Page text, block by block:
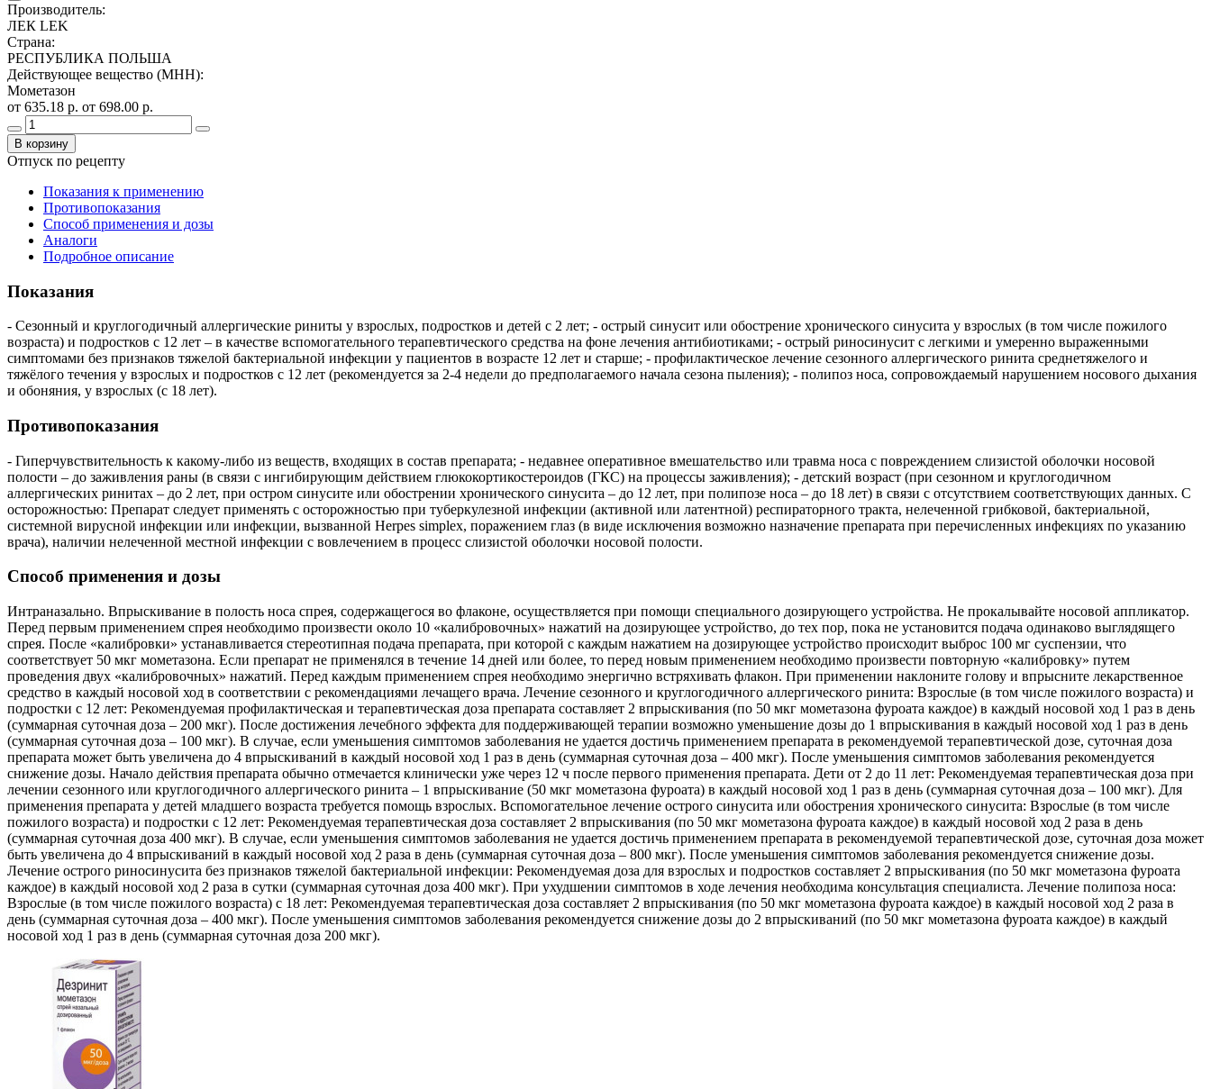
Производитель:
ЛЕК LEK
Страна:
РЕСПУБЛИКА ПОЛЬША
Действующее вещество (МНН):
Мометазон
от 635.18 р. от 698.00 р.
В корзину
Отпуск по рецепту
Показания к применению
Противопоказания
Способ применения и дозы
Аналоги
Подробное описание
Показания
- Сезонный и круглогодичный аллергические риниты у взрослых, подростков и детей с 2 лет; - острый синусит или обострение хронического синусита у взрослых (в том числе пожилого
возраста) и подростков с 12 лет – в качестве вспомогательного терапевтического средства на фоне лечения антибиотиками; - острый риносинусит с легкими и умеренно выраженными
симптомами без признаков тяжелой бактериальной инфекции у пациентов в возрасте 12 лет и старше; - профилактическое лечение сезонного аллергического ринита среднетяжелого и
тяжёлого течения у взрослых и подростков с 12 лет (рекомендуется за 2-4 недели до предполагаемого начала сезона пыления); - полипоз носа, сопровождаемый нарушением носового дыхания
и обоняния, у взрослых (с 18 лет).
Противопоказания
- Гиперчувствительность к какому-либо из веществ, входящих в состав препарата; - недавнее оперативное вмешательство или травма носа с повреждением слизистой оболочки носовой
полости – до заживления раны (в связи с ингибирующим действием глюкокортикостероидов (ГКС) на процессы заживления); - детский возраст (при сезонном и круглогодичном
аллергических ринитах – до 2 лет, при остром синусите или обострении хронического синусита – до 12 лет, при полипозе носа – до 18 лет) в связи с отсутствием соответствующих данных. С
осторожностью: Препарат следует применять с осторожностью при туберкулезной инфекции (активной или латентной) респираторного тракта, нелеченной грибковой, бактериальной,
системной вирусной инфекции или инфекции, вызванной Herpes simplex, поражением глаз (в виде исключения возможно назначение препарата при перечисленных инфекциях по указанию
врача), наличии нелеченной местной инфекции с вовлечением в процесс слизистой оболочки носовой полости.
Способ применения и дозы
Интраназально. Впрыскивание в полость носа спрея, содержащегося во флаконе, осуществляется при помощи специального дозирующего устройства. Не прокалывайте носовой аппликатор.
Перед первым применением спрея необходимо произвести около 10 «калибровочных» нажатий на дозирующее устройство, до тех пор, пока не установится подача одинаково выглядящего
спрея. После «калибровки» устанавливается стереотипная подача препарата, при которой с каждым нажатием на дозирующее устройство происходит выброс 100 мг суспензии, что
соответствует 50 мкг мометазона. Если препарат не применялся в течение 14 дней или более, то перед новым применением необходимо произвести повторную «калибровку» путем
проведения двух «калибровочных» нажатий. Перед каждым применением спрея необходимо энергично встряхивать флакон. При применении наклоните голову и впрысните лекарственное
средство в каждый носовой ход в соответствии с рекомендациями лечащего врача. Лечение сезонного и круглогодичного аллергического ринита: Взрослые (в том числе пожилого возраста) и
подростки с 12 лет: Рекомендуемая профилактическая и терапевтическая доза препарата составляет 2 впрыскивания (по 50 мкг мометазона фуроата каждое) в каждый носовой ход 1 раз в день
(суммарная суточная доза – 200 мкг). После достижения лечебного эффекта для поддерживающей терапии возможно уменьшение дозы до 1 впрыскивания в каждый носовой ход 1 раз в день
(суммарная суточная доза – 100 мкг). В случае, если уменьшения симптомов заболевания не удается достичь применением препарата в рекомендуемой терапевтической дозе, суточная доза
препарата может быть увеличена до 4 впрыскиваний в каждый носовой ход 1 раз в день (суммарная суточная доза – 400 мкг). После уменьшения симптомов заболевания рекомендуется
снижение дозы. Начало действия препарата обычно отмечается клинически уже через 12 ч после первого применения препарата. Дети от 2 до 11 лет: Рекомендуемая терапевтическая доза при
лечении сезонного или круглогодичного аллергического ринита – 1 впрыскивание (50 мкг мометазона фуроата) в каждый носовой ход 1 раз в день (суммарная суточная доза – 100 мкг). Для
применения препарата у детей младшего возраста требуется помощь взрослых. Вспомогательное лечение острого синусита или обострения хронического синусита: Взрослые (в том числе
пожилого возраста) и подростки с 12 лет: Рекомендуемая терапевтическая доза составляет 2 впрыскивания (по 50 мкг мометазона фуроата каждое) в каждый носовой ход 2 раза в день
(суммарная суточная доза 400 мкг). В случае, если уменьшения симптомов заболевания не удается достичь применением препарата в рекомендуемой терапевтической дозе, суточная доза может
быть увеличена до 4 впрыскиваний в каждый носовой ход 2 раза в день (суммарная суточная доза – 800 мкг). После уменьшения симптомов заболевания рекомендуется снижение дозы.
Лечение острого риносинусита без признаков тяжелой бактериальной инфекции: Рекомендуемая доза для взрослых и подростков составляет 2 впрыскивания (по 50 мкг мометазона фуроата
каждое) в каждый носовой ход 2 раза в сутки (суммарная суточная доза 400 мкг). При ухудшении симптомов в ходе лечения необходима консультация специалиста. Лечение полипоза носа:
Взрослые (в том числе пожилого возраста) с 18 лет: Рекомендуемая терапевтическая доза составляет 2 впрыскивания (по 50 мкг мометазона фуроата каждое) в каждый носовой ход 2 раза в
день (суммарная суточная доза – 400 мкг). После уменьшения симптомов заболевания рекомендуется снижение дозы до 2 впрыскиваний (по 50 мкг мометазона фуроата каждое) в каждый
носовой ход 1 раз в день (суммарная суточная доза 200 мкг).